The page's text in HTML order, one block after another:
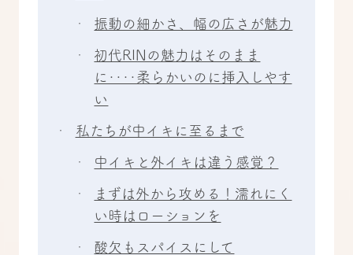
振動の細かさ、幅の広さが魅力
初代RINの魅力はそのまま
に‥‥柔らかいのに挿入しやす
い
私たちが中イキに至るまで
中イキと外イキは違う感覚？
まずは外から攻める！濡れにく
い時はローションを
酸欠もスパイスにして